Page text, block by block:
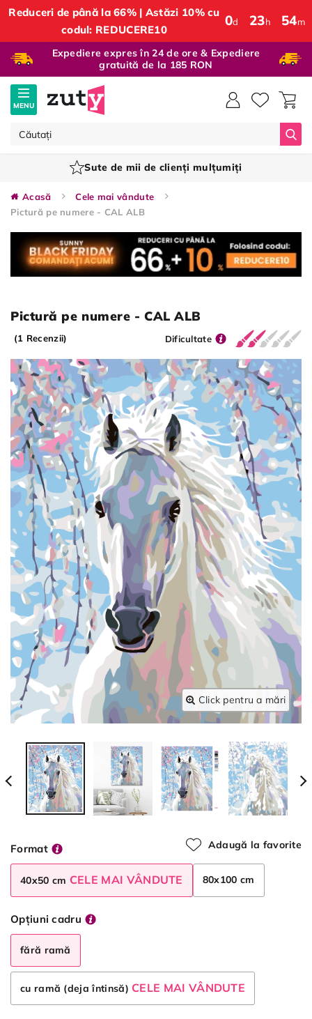
Reduceri de până la 66% | Astăzi 10% cu
codul: REDUCERE10
0d 23h 54m
Expediere expres în 24 de ore & Expediere
gratuită de la 185 RON
MENU
Sute de mii de clienți mulțumiți
Acasă
Cele mai vândute
Pictură pe numere - CAL ALB
Pictură pe numere - CAL ALB
(1 Recenzii) Dificultate
Click pentru a mări
Adaugă la favorite
Format
40x50 cm CELE MAI VÂNDUTE 80x100 cm
Opțiuni cadru
fără ramă
cu ramă (deja întinsă) CELE MAI VÂNDUTE